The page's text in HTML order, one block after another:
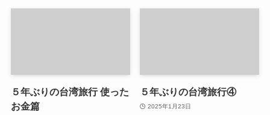
５年ぶりの台湾旅行 使った
お金篇
５年ぶりの台湾旅行④
2025年1月23日